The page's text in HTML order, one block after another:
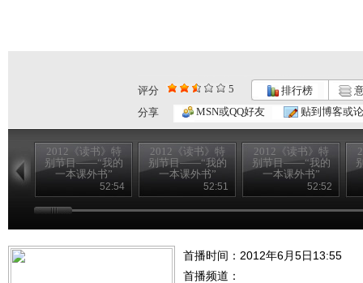
评分 5 排行榜
分享
MSN或QQ好友 贴到博客或
2012《读书》特
别节目——“我的
一本课外书”
2012082652:54
2012《读书》特
别节目——“我的
一本课外书”
2012082552:51
2012《读书》特
别节目——“我的
一本课外书”
2012082452:52
首播时间：2012年6月5日13:55
首播频道：